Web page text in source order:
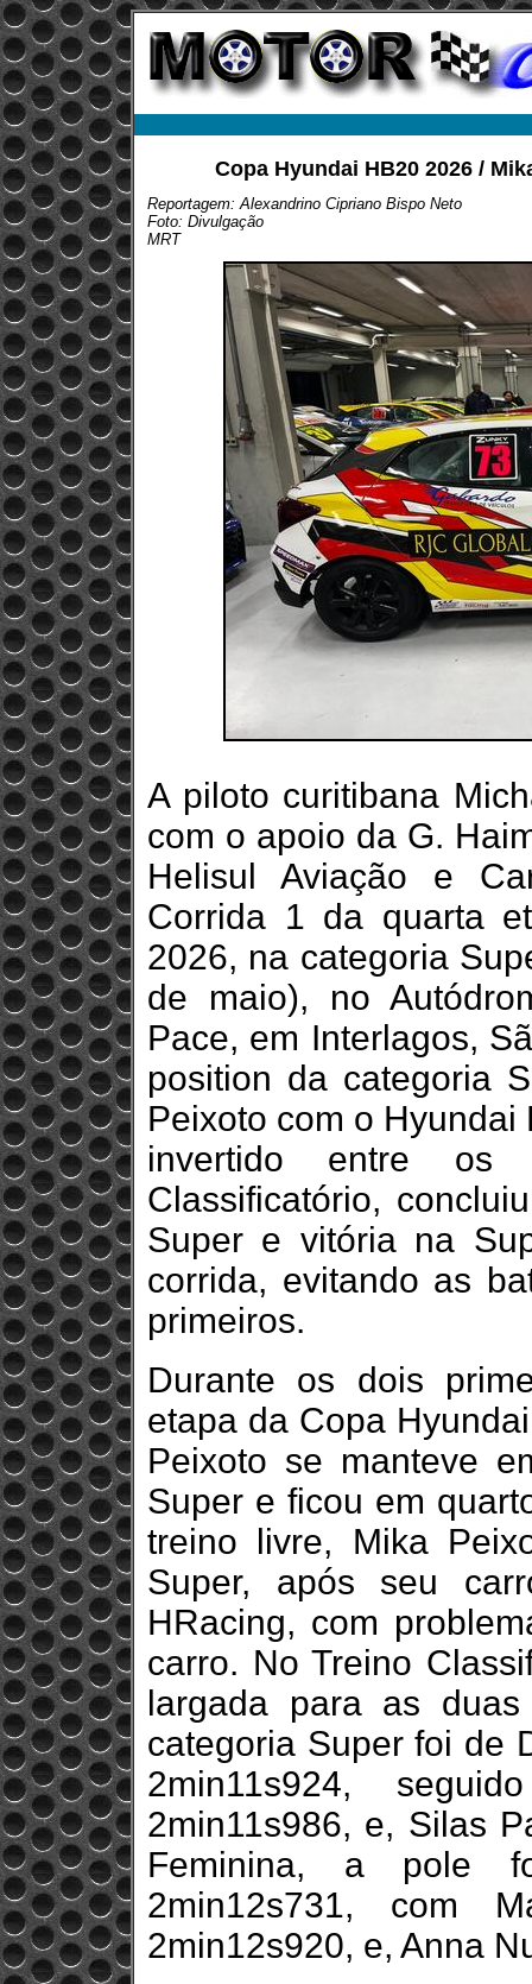
Copa Hyundai HB20 2026 /
Reportagem: Alexandrino Cipriano Bispo Neto
Foto: Divulgação
MRT
A piloto curitibana
com o apoio da G.
Helisul Aviação e
Corrida 1 da quarta
2026, na categoria
de maio), no
Pace, em Interlagos,
position da categoria
Peixoto com o Hyundai
invertido entre os
Classificatório,
Super e vitória na
corrida, evitando as
primeiros.
Durante os dois
etapa da Copa
Peixoto se manteve
Super e ficou em
treino livre, Mika
Super, após seu
HRacing, com
carro. No Treino
largada para as
categoria Super foi de
2min11s924,
2min11s986, e, Silas
Feminina, a pole
2min12s731, com
2min12s920, e, Anna